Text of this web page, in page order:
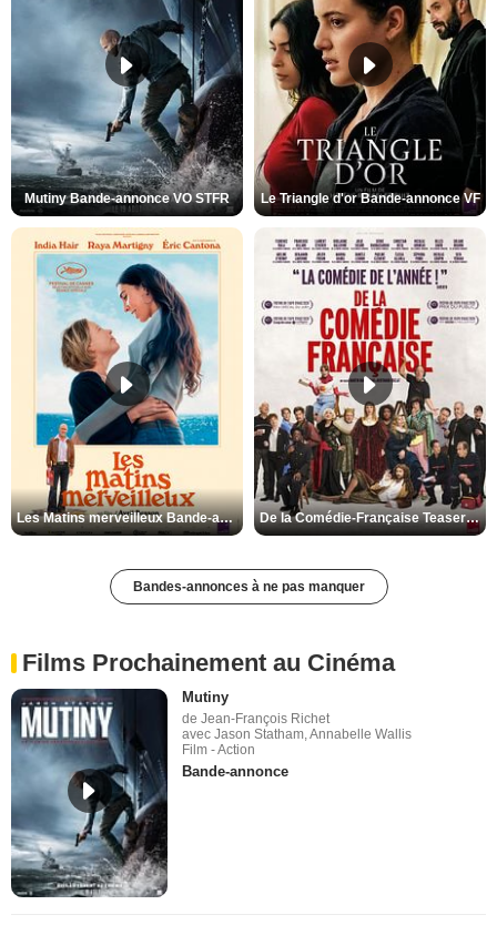
Mutiny Bande-annonce VO STFR Le Triangle d'or Bande-annonce VF
Les Matins merveilleux Bande-annonce VF De la Comédie-Française Teaser VF
Bandes-annonces à ne pas manquer
Films Prochainement au Cinéma
Mutiny
de Jean-François Richet
avec Jason Statham, Annabelle Wallis
Film - Action
Bande-annonce